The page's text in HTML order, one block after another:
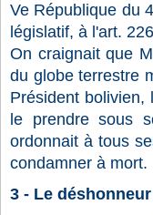
Ve République du
législatif, à l'art.
On craignait que
du globe terrestre
Président
le prendre sous
ordonnait à tous
condamner à mort.
3 - Le